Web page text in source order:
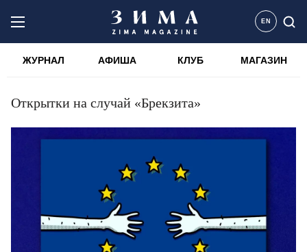
EN
ЖУРНАЛ АФИША КЛУБ МАГАЗИН
Открытки на случай «Брекзита»